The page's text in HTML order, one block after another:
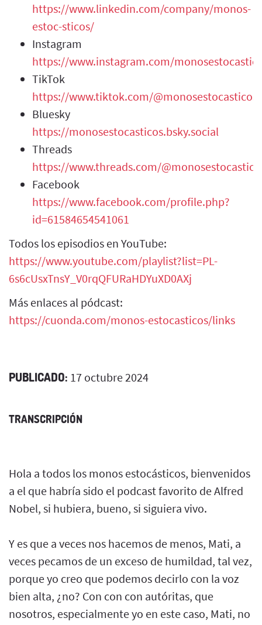
https://www.linkedin.com/company/monos-
estoc-sticos/
Instagram
https://www.instagram.com/
TikTok
https://www.tiktok.com/@monosestocasticos
Bluesky
https://monosestocasticos.bsky.social
Threads
https://www.threads.com/
Facebook
https://www.facebook.com/profile.php?
id=61584654541061
Todos los episodios en YouTube:
https://www.youtube.com/playlist?list=PL-
6s6cUsxTnsY_V0rqQFURaHDYuXD0AXj
Más enlaces al pódcast:
https://cuonda.com/monos-estocasticos/links
PUBLICADO: 17 octubre 2024
TRANSCRIPCIÓN
Hola a todos los monos estocásticos, bienvenidos
a el que habría sido el podcast favorito de Alfred
Nobel, si hubiera, bueno, si siguiera vivo.
Y es que a veces nos hacemos de menos, Mati, a
veces pecamos de un exceso de humildad, tal vez,
porque yo creo que podemos decirlo con la voz
bien alta, ¿no? Con con con autóritas, que
nosotros, especialmente yo en este caso, Mati, no